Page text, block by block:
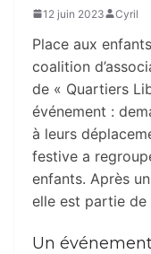
12 juin 2023 Cyril
Place aux
coalition
de « Quartiers
événement :
à leurs
festive a
enfants. Après
elle est partie de
Un